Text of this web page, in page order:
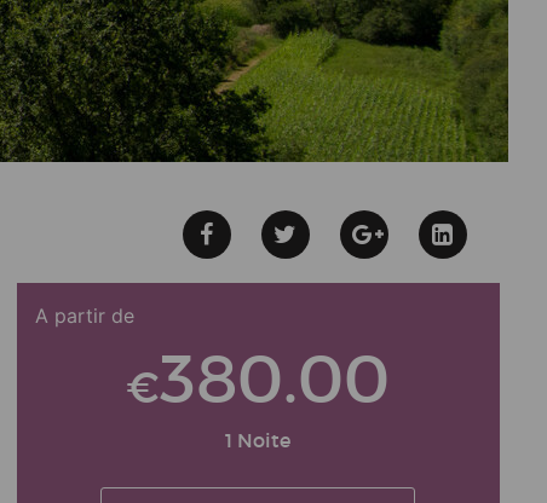
A partir de
€380.00
1 Noite